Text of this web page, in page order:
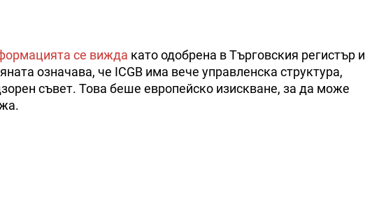
се вижда като одобрена в Търговския регистър и
означава, че ICGB има вече управленска структура,
съвет. Това беше европейско изискване, за да може